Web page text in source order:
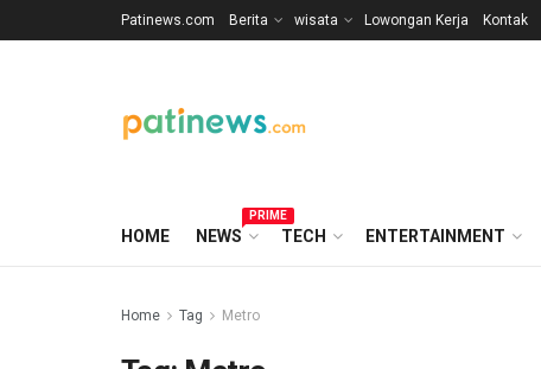
Patinews.com Berita wisata Lowongan Kerja Kontak
HOME NEWS
PRIME
TECH ENTERTAINMENT
Home Tag Metro